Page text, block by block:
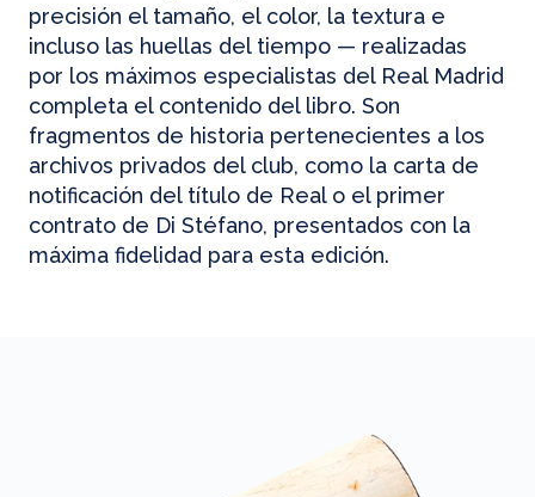
precisión el tamaño, el color, la textura e
incluso las huellas del tiempo — realizadas
por los máximos especialistas del Real Madrid
completa el contenido del libro. Son
fragmentos de historia pertenecientes a los
archivos privados del club, como la carta de
notificación del título de Real o el primer
contrato de Di Stéfano, presentados con la
máxima fidelidad para esta edición.